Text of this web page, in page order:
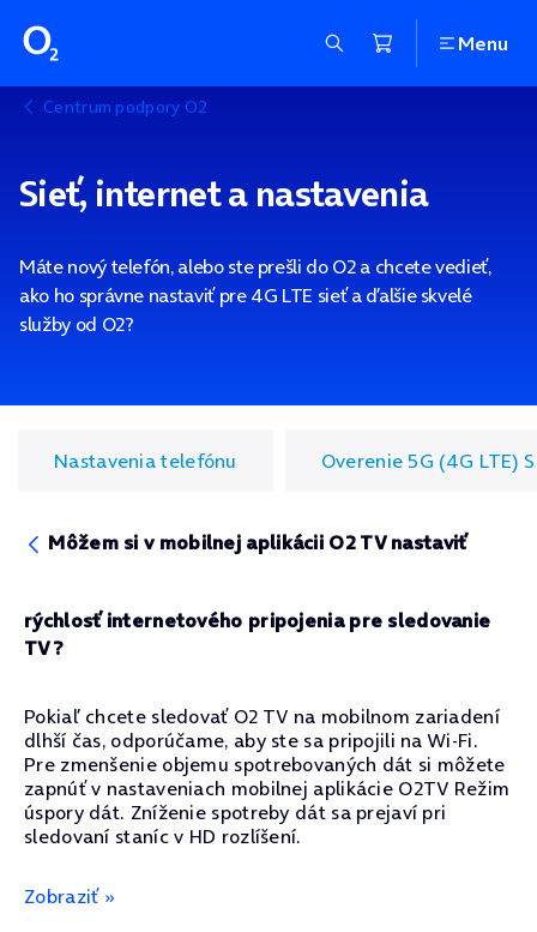
Menu
Centrum podpory O2
Sieť, internet a nastavenia
Máte nový telefón, alebo ste prešli do O2 a chcete vedieť,
ako ho správne nastaviť pre 4G LTE sieť a ďalšie skvelé
služby od O2?
Nastavenia telefónu Overenie 5G (4G LTE)
Môžem si v mobilnej aplikácii O2 TV nastaviť
rýchlosť internetového pripojenia pre sledovanie
TV?
Pokiaľ chcete sledovať O2 TV na mobilnom zariadení
dlhší čas, odporúčame, aby ste sa pripojili na Wi-Fi.
Pre zmenšenie objemu spotrebovaných dát si môžete
zapnúť v nastaveniach mobilnej aplikácie O2TV Režim
úspory dát. Zníženie spotreby dát sa prejaví pri
sledovaní staníc v HD rozlíšení.
Zobraziť »